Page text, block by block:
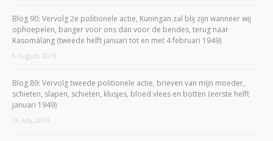
Blog 90: Vervolg 2e politionele actie, Kuningan zal blij zijn wanneer wij
ophoepelen, banger voor ons dan voor de bendes, terug naar
Kasomálang (tweede helft januari tot en met 4 februari 1949)
6 August, 2019
Blog 89: Vervolg tweede politionele actie, brieven van mijn moeder,
schieten, slapen, schieten, klusjes, bloed vlees en botten (eerste helft
januari 1949)
16 July, 2019